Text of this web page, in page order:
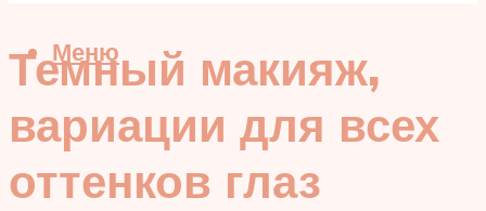
Меню
Темный макияж,
вариации для всех
оттенков глаз